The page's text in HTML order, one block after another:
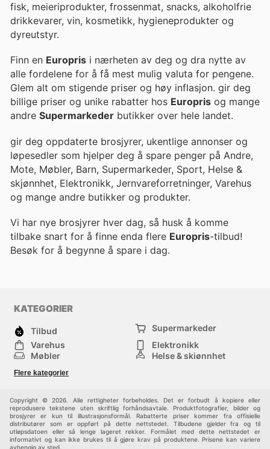
fisk, meieriprodukter, frossenmat, snacks, alkoholfrie
drikkevarer, vin, kosmetikk, hygieneprodukter og
dyreutstyr.
Finn en Europris i nærheten av deg og dra nytte av
alle fordelene for å få mest mulig valuta for pengene.
Glem alt om stigende priser og høy inflasjon. gir deg
billige priser og unike rabatter hos Europris og mange
andre Supermarkeder butikker over hele landet.
gir deg oppdaterte brosjyrer, ukentlige annonser og
løpesedler som hjelper deg å spare penger på Andre,
Mote, Møbler, Barn, Supermarkeder, Sport, Helse &
skjønnhet, Elektronikk, Jernvareforretninger, Varehus
og mange andre butikker og produkter.
Vi har nye brosjyrer hver dag, så husk å komme
tilbake snart for å finne enda flere Europris-tilbud!
Besøk for å begynne å spare i dag.
KATEGORIER
Tilbud
Supermarkeder
Varehus
Elektronikk
Møbler
Helse & skjønnhet
Sport
Flere kategorier
Copyright © 2026. Alle rettigheter forbeholdes. Det er forbudt å kopiere eller
reprodusere tekstene uten skriftlig forhåndsavtale. Produktfotografier, bilder og
brosjyrer er kun til illustrasjonsformål. Rabatterte priser kommer fra offisielle
distributører som er oppført på dette nettstedet. Tilbudene gjelder fra og til
utløpsdatoen eller så lenge lageret rekker. Formålet med dette nettstedet er
informativt og kan ikke brukes til å gjøre krav på produktene. Prisene kan variere
avhengig av sted.